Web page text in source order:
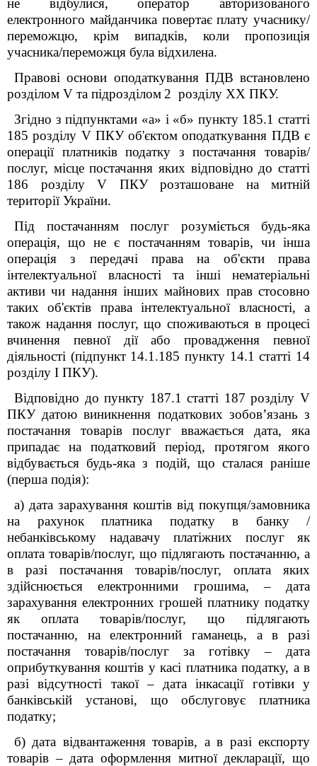
не відбулися, оператор авторизованого
електронного майданчика повертає плату учаснику/
переможцю, крім випадків, коли пропозиція
учасника/переможця була відхилена.
Правові основи оподаткування ПДВ встановлено
розділом V та підрозділом 2 розділу XX ПКУ.
Згідно з підпунктами «а» і «б» пункту 185.1 статті
185 розділу V ПКУ об'єктом оподаткування ПДВ є
операції платників податку з постачання товарів/
послуг, місце постачання яких відповідно до статті
186 розділу V ПКУ розташоване на митній
території України.
Під постачанням послуг розуміється будь-яка
операція, що не є постачанням товарів, чи інша
операція з передачі права на об'єкти права
інтелектуальної власності та інші нематеріальні
активи чи надання інших майнових прав стосовно
таких об'єктів права інтелектуальної власності, а
також надання послуг, що споживаються в процесі
вчинення певної дії або провадження певної
діяльності (підпункт 14.1.185 пункту 14.1 статті 14
розділу І ПКУ).
Відповідно до пункту 187.1 статті 187 розділу V
ПКУ датою виникнення податкових зобов’язань з
постачання товарів послуг вважається дата, яка
припадає на податковий період, протягом якого
відбувається будь-яка з подій, що сталася раніше
(перша подія):
а) дата зарахування коштів від покупця/замовника
на рахунок платника податку в банку /
небанківському надавачу платіжних послуг як
оплата товарів/послуг, що підлягають постачанню, а
в разі постачання товарів/послуг, оплата яких
здійснюється електронними грошима, – дата
зарахування електронних грошей платнику податку
як оплата товарів/послуг, що підлягають
постачанню, на електронний гаманець, а в разі
постачання товарів/послуг за готівку – дата
оприбуткування коштів у касі платника податку, а в
разі відсутності такої – дата інкасації готівки у
банківській установі, що обслуговує платника
податку;
б) дата відвантаження товарів, а в разі експорту
товарів – дата оформлення митної декларації, що